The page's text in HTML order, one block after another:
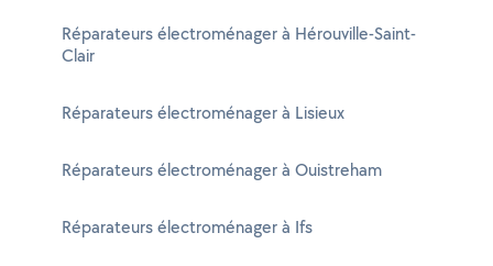
Réparateurs électroménager à Hérouville-Saint-
Clair
Réparateurs électroménager à Lisieux
Réparateurs électroménager à Ouistreham
Réparateurs électroménager à Ifs